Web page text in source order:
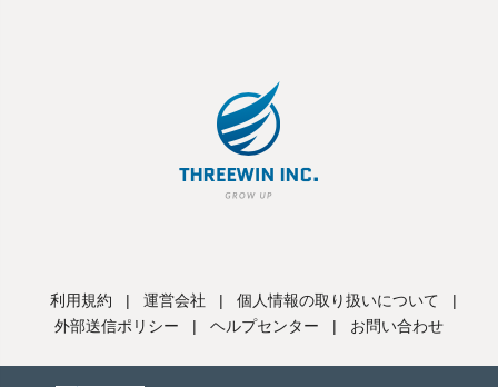
利用規約 | 運営会社 | 個人情報の取り扱いについて
|
外部送信ポリシー
| ヘルプセンター | お問い合わせ